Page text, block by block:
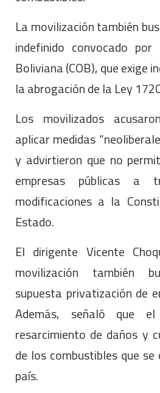
La movilización también
indefinido convocado
Boliviana (COB), que exige
la abrogación de la Ley
Los movilizados
aplicar medidas
y advirtieron que no
empresas públicas a
modificaciones a la
Estado.
El dirigente Vicente
movilización también
supuesta privatización de
Además, señaló que
resarcimiento de daños y
de los combustibles que
país.